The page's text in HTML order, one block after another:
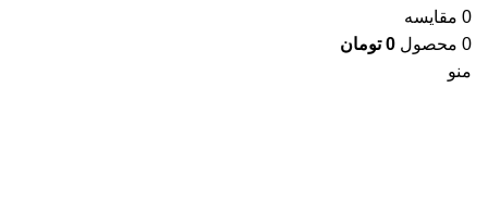
0 مقایسه
0 محصول 0 تومان
منو